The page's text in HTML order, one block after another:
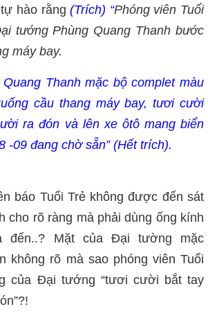
tự hào rằng(Trích) “Phóng viên Tuổi
tướng Phùng Quang Thanh bước
máy bay.
Thanh mặc bộ complet màu
cầu thang máy bay, tươi cười
ra đón và lên xe ôtô mang biển
-09 đang chờ sẵn” (Hết trích).
báo Tuổi Trẻ không được đến sát
cho rõ ràng mà phải dùng ống kính
đến..? Mặt của Đại tường mặc
không rõ mà sao phóng viên Tuổi
của Đại tướng “tươi cười bắt tay